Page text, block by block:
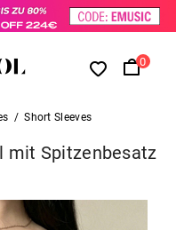
0
/ Short Sleeves
mit Spitzenbesatz